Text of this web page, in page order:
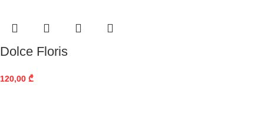
Dolce Floris
120,00 ₾